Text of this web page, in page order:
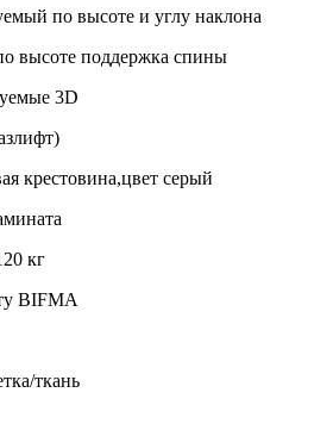
по высоте и углу наклона
высоте поддержка спины
3D
крестовина,цвет серый
кг
BIFMA
ткань